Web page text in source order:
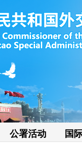
公署活动 国